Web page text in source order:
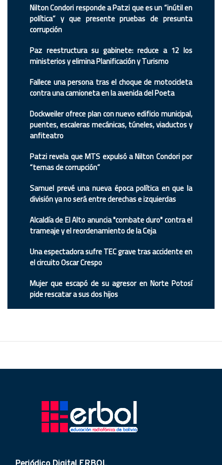
Nilton Condori responde a Patzi que es un “inútil en
política” y que presente pruebas de presunta
corrupción
Paz reestructura su gabinete: reduce a 12 los
ministerios y elimina Planificación y Turismo
Fallece una persona tras el choque de motocicleta
contra una camioneta en la avenida del Poeta
Dockweiler ofrece plan con nuevo edificio municipal,
puentes, escaleras mecánicas, túneles, viaductos y
anfiteatro
Patzi revela que MTS expulsó a Nilton Condori por
“temas de corrupción”
Samuel prevé una nueva época política en que la
división ya no será entre derechas e izquierdas
Alcaldía de El Alto anuncia "combate duro" contra el
trameaje y el reordenamiento de la Ceja
Una espectadora sufre TEC grave tras accidente en
el circuito Oscar Crespo
Mujer que escapó de su agresor en Norte Potosí
pide rescatar a sus dos hijos